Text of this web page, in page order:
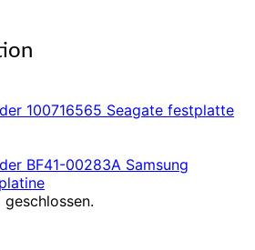
100716565 Seagate festplatte
BF41-00283A Samsung